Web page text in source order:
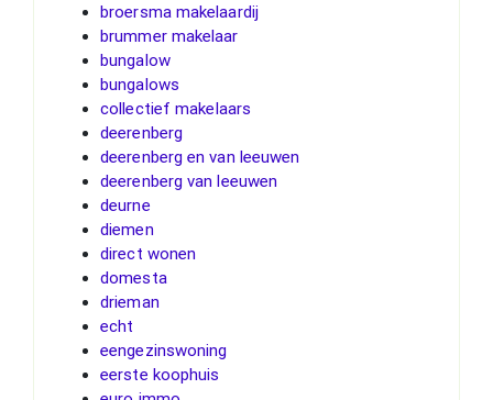
broersma makelaardij
brummer makelaar
bungalow
bungalows
collectief makelaars
deerenberg
deerenberg en van leeuwen
deerenberg van leeuwen
deurne
diemen
direct wonen
domesta
drieman
echt
eengezinswoning
eerste koophuis